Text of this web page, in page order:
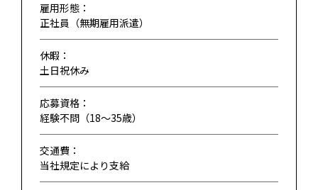
雇用形態：
正社員（無期雇用派遣）
休暇：
土日祝休み
応募資格：
経験不問（18〜35歳）
交通費：
当社規定により支給